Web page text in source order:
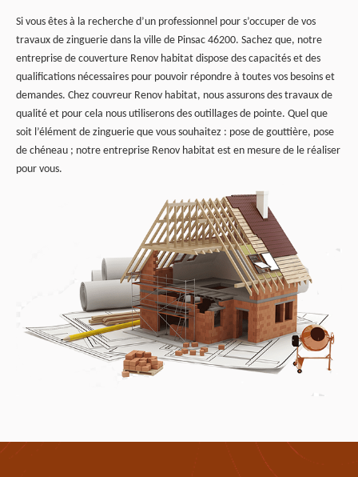
Si vous êtes à la recherche d’un professionnel pour s’occuper de vos
travaux de zinguerie dans la ville de Pinsac 46200. Sachez que, notre
entreprise de couverture Renov habitat dispose des capacités et des
qualifications nécessaires pour pouvoir répondre à toutes vos besoins et
demandes. Chez couvreur Renov habitat, nous assurons des travaux de
qualité et pour cela nous utiliserons des outillages de pointe. Quel que
soit l’élément de zinguerie que vous souhaitez : pose de gouttière, pose
de chéneau ; notre entreprise Renov habitat est en mesure de le réaliser
pour vous.